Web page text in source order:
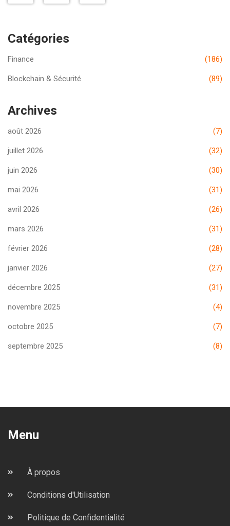
Catégories
Finance (186)
Blockchain & Sécurité (89)
Archives
août 2026 (7)
juillet 2026 (32)
juin 2026 (30)
mai 2026 (31)
avril 2026 (26)
mars 2026 (31)
février 2026 (28)
janvier 2026 (27)
décembre 2025 (31)
novembre 2025 (4)
octobre 2025 (7)
septembre 2025 (8)
Menu
À propos
Conditions d'Utilisation
Politique de Confidentialité